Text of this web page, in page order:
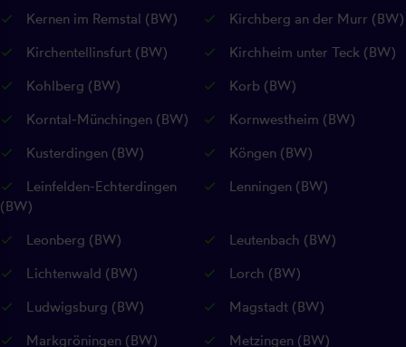
Kernen im Remstal (BW)
Kirchberg an der Murr (BW)
Kirchentellinsfurt (BW)
Kirchheim unter Teck (BW)
Kohlberg (BW)
Korb (BW)
Korntal-Münchingen (BW)
Kornwestheim (BW)
Kusterdingen (BW)
Köngen (BW)
Leinfelden-Echterdingen
(BW)
Lenningen (BW)
Leonberg (BW)
Leutenbach (BW)
Lichtenwald (BW)
Lorch (BW)
Ludwigsburg (BW)
Magstadt (BW)
Markgröningen (BW)
Metzingen (BW)